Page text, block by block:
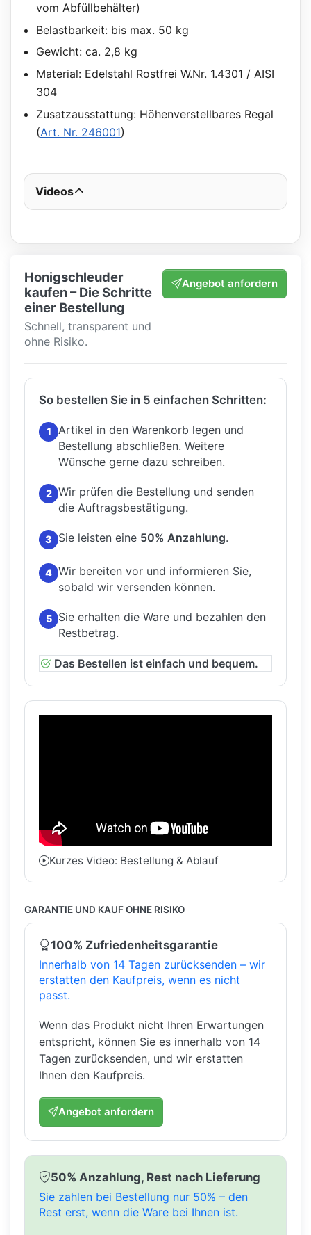
vom Abfüllbehälter)
Belastbarkeit: bis max. 50 kg
Gewicht: ca. 2,8 kg
Material: Edelstahl Rostfrei W.Nr. 1.4301 / AISI
304
Zusatzausstattung: Höhenverstellbares Regal
(Art. Nr. 246001)
Videos
Honigschleuder
kaufen – Die Schritte
einer Bestellung
Schnell, transparent und
ohne Risiko.
Angebot anfordern
So bestellen Sie in 5 einfachen Schritten:
1
Artikel in den Warenkorb legen und
Bestellung abschließen. Weitere
Wünsche gerne dazu schreiben.
2 Wir prüfen die Bestellung und senden
die Auftragsbestätigung.
3 Sie leisten eine 50% Anzahlung.
4 Wir bereiten vor und informieren Sie,
sobald wir versenden können.
5
Sie erhalten die Ware und bezahlen den
Restbetrag.
Das Bestellen ist einfach und bequem.
Kurzes Video: Bestellung & Ablauf
GARANTIE UND KAUF OHNE RISIKO
100% Zufriedenheitsgarantie
Innerhalb von 14 Tagen zurücksenden – wir
erstatten den Kaufpreis, wenn es nicht
passt.
Wenn das Produkt nicht Ihren Erwartungen
entspricht, können Sie es innerhalb von 14
Tagen zurücksenden, und wir erstatten
Ihnen den Kaufpreis.
Angebot anfordern
50% Anzahlung, Rest nach Lieferung
Sie zahlen bei Bestellung nur 50% – den
Rest erst, wenn die Ware bei Ihnen ist.